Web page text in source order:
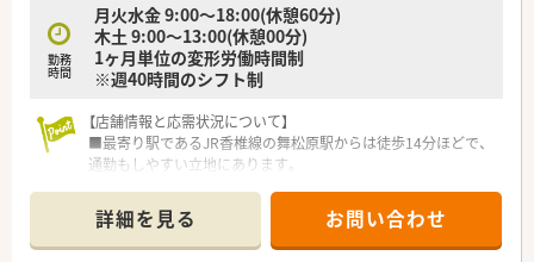
着実にキャリアを築いている方がいます。
勤務
時間
月火水金 9:00～18:00(休憩60分)
木土 9:00～13:00(休憩00分)
1ヶ月単位の変形労働時間制
※週40時間のシフト制
【店舗情報と応需状況について】
■最寄り駅であるJR香椎線の舞松原駅からは徒歩14分ほどで、
通勤もしやすい立地にあります。
度を無理なく対応しています。
■薬剤師は2名、事務スタッフは2名の合計4名体制で、協力しな
がら日々の業務を行っています。
詳細を見る お問い合わせ